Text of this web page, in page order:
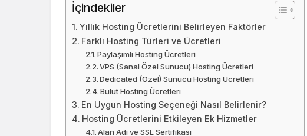
İçindekiler
Yıllık Hosting Ücretlerini Belirleyen Faktörler
Farklı Hosting Türleri ve Ücretleri
Paylaşımlı Hosting Ücretleri
VPS (Sanal Özel Sunucu) Hosting Ücretleri
Dedicated (Özel) Sunucu Hosting Ücretleri
Bulut Hosting Ücretleri
En Uygun Hosting Seçeneği Nasıl Belirlenir?
Hosting Ücretlerini Etkileyen Ek Hizmetler
Alan Adı ve SSL Sertifikası